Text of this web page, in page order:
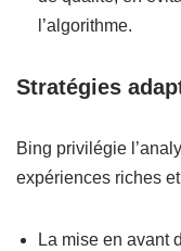
l’algorithme.
Stratégies
Bing privilégie
expériences riches
La mise en avant